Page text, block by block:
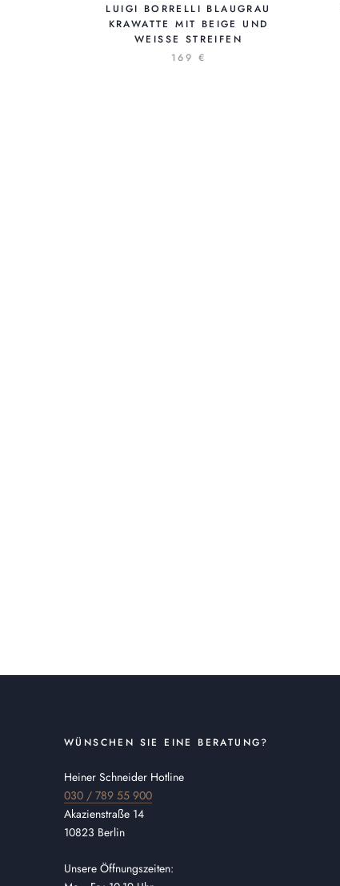
LUIGI BORRELLI BLAUGRAU
KRAWATTE MIT BEIGE UND
WEISSE STREIFEN
169 €
WÜNSCHEN SIE EINE BERATUNG?
Heiner Schneider Hotline
030 / 789 55 900
Akazienstraße 14
10823 Berlin
Unsere Öffnungszeiten: